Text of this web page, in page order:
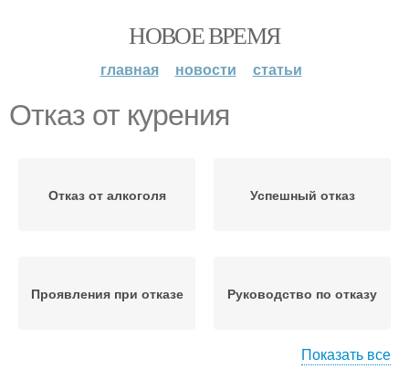
НОВОЕ ВРЕМЯ
главная новости статьи
Отказ от курения
Отказ от алкоголя Успешный отказ
Проявления при отказе Руководство по отказу
Показать все